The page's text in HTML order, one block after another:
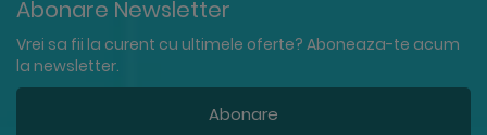
Abonare Newsletter
Vrei sa fii la curent cu ultimele oferte? Aboneaza-te acum
la newsletter.
Abonare